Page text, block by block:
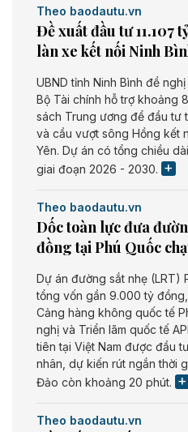
Theo baodautu.vn
Đề xuất đầu tư 11.107
làn xe kết nối Ninh
UBND tỉnh Ninh Bình đề
Bộ Tài chính hỗ trợ khoảng
sách Trung ương để đầu tư
và cầu vượt sông Hồng kết
Yên. Dự án có tổng chiều
giai đoạn 2026 - 2030.
Theo baodautu.vn
Dốc toàn lực đưa
đồng tại Phú Quốc
Dự án đường sắt nhẹ (LRT)
tổng vốn gần 9.000 tỷ
Cảng hàng không quốc tế
nghị và Triển lãm quốc tế
tiên tại Việt Nam được đầu
nhân, dự kiến rút ngắn thời
Đảo còn khoảng 20 phút.
Theo baodautu.vn